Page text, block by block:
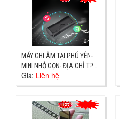
MÁY GHI ÂM TẠI PHÚ YÊN-
MINI NHỎ GỌN- ĐỊA CHỈ TP
TUY HÒA
Giá: Liên hệ